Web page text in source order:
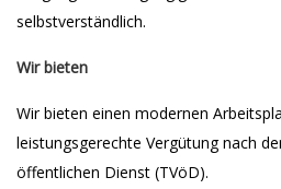
selbstverständlich.
Wir bieten
Wir bieten einen modernen
leistungsgerechte Vergütung nach
öffentlichen Dienst (TVöD).